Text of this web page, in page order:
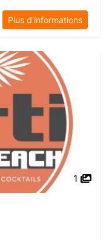
Plus d'informations
1